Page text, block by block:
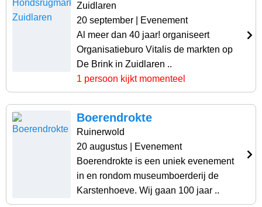
Zuidlaren
20 september | Evenement
Al meer dan 40 jaar! organiseert
Organisatieburo Vitalis de markten op
De Brink in Zuidlaren ..
1 persoon kijkt momenteel
Boerendrokte
Ruinerwold
20 augustus | Evenement
Boerendrokte is een uniek evenement
in en rondom museumboerderij de
Karstenhoeve. Wij gaan 100 jaar ..